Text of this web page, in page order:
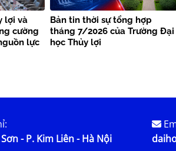
lợi và
cường
lực
Bản tin thời sự tổng hợp
tháng 7/2026 của Trường Đại
học Thủy lợi
- P. Kim Liên - Hà Nội